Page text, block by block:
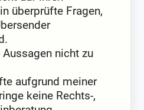
überprüfte Fragen,
nicht zu
aufgrund meiner
keine Rechts-,